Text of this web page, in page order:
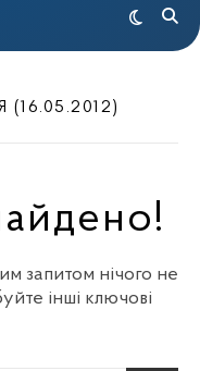
запитом нічого не
інші ключові